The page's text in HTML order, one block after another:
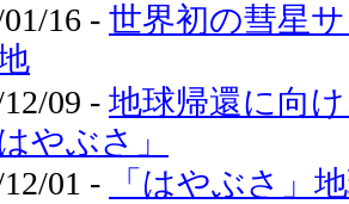
16 - 世界初の彗星
09 - 地球帰還に向
やぶさ」
01 -
「はやぶさ」